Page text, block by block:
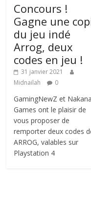
Concours !
Gagne une
du jeu indé
Arrog, deux
codes en jeu !
31 janvier 2021
Midnailah
0
GamingNewZ et Nakana
Games ont le plaisir de
vous proposer de
remporter deux codes
ARROG, valables sur
Playstation 4